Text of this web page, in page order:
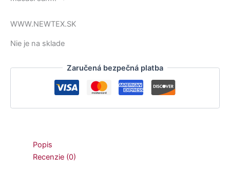
WWW.NEWTEX.SK
Nie je na sklade
Zaručená bezpečná platba
Popis
Recenzie (0)